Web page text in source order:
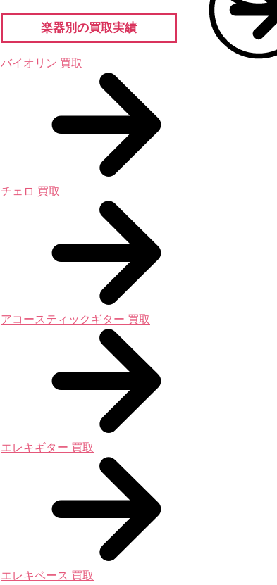
楽器別の買取実績
バイオリン 買取
チェロ 買取
アコースティックギター 買取
エレキギター 買取
エレキベース 買取